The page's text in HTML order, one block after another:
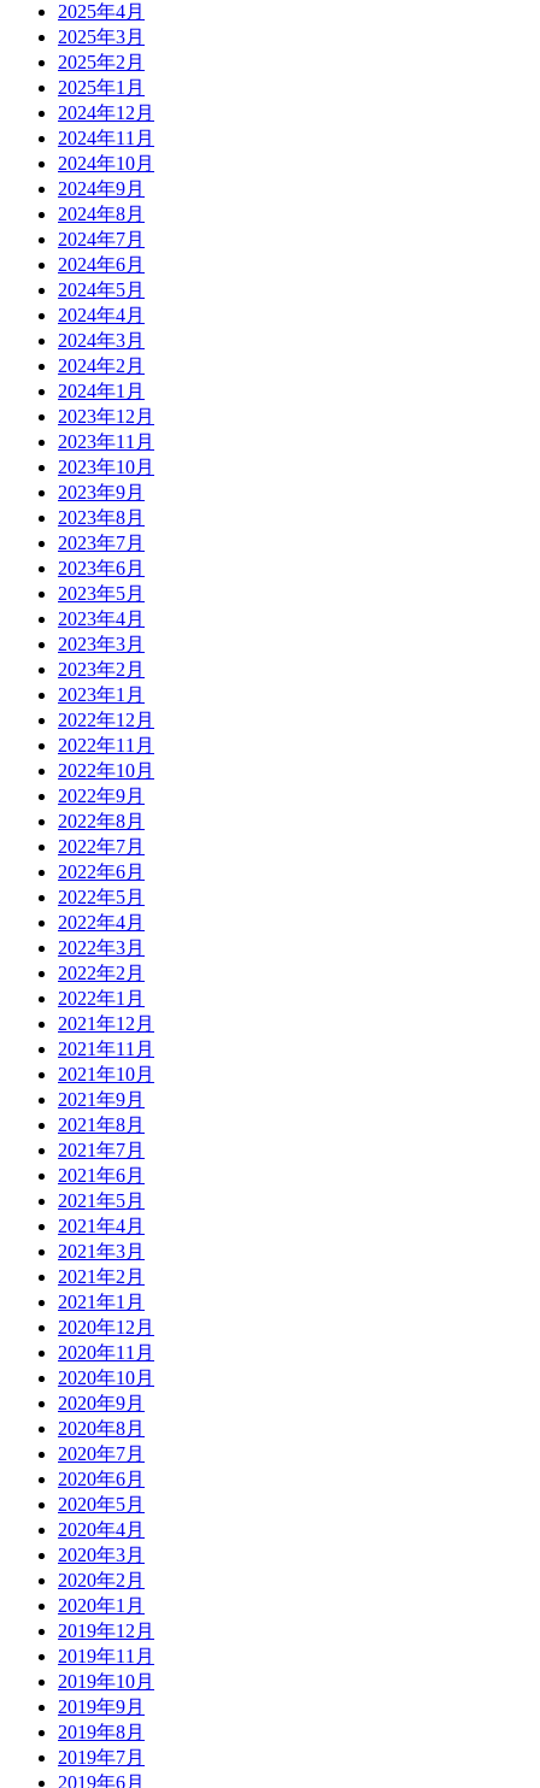
2025年4月
2025年3月
2025年2月
2025年1月
2024年12月
2024年11月
2024年10月
2024年9月
2024年8月
2024年7月
2024年6月
2024年5月
2024年4月
2024年3月
2024年2月
2024年1月
2023年12月
2023年11月
2023年10月
2023年9月
2023年8月
2023年7月
2023年6月
2023年5月
2023年4月
2023年3月
2023年2月
2023年1月
2022年12月
2022年11月
2022年10月
2022年9月
2022年8月
2022年7月
2022年6月
2022年5月
2022年4月
2022年3月
2022年2月
2022年1月
2021年12月
2021年11月
2021年10月
2021年9月
2021年8月
2021年7月
2021年6月
2021年5月
2021年4月
2021年3月
2021年2月
2021年1月
2020年12月
2020年11月
2020年10月
2020年9月
2020年8月
2020年7月
2020年6月
2020年5月
2020年4月
2020年3月
2020年2月
2020年1月
2019年12月
2019年11月
2019年10月
2019年9月
2019年8月
2019年7月
2019年6月